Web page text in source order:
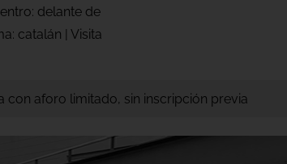
delante de
catalán | Visita
aforo limitado, sin inscripción previa